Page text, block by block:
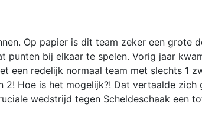
Op papier is dit team zeker een grote
bij elkaar te spelen. Vorig jaar
een redelijk normaal team met slechts 1
2! Hoe is het mogelijk?! Dat vertaalde zich
wedstrijd tegen Scheldeschaak een